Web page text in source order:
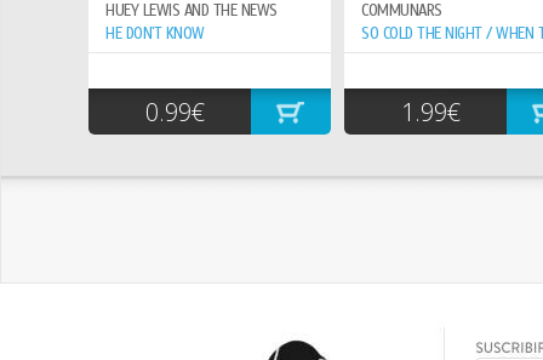
HUEY LEWIS AND THE NEWS
HE DON`T KNOW
0.99€
COMMUNARS
1.99€